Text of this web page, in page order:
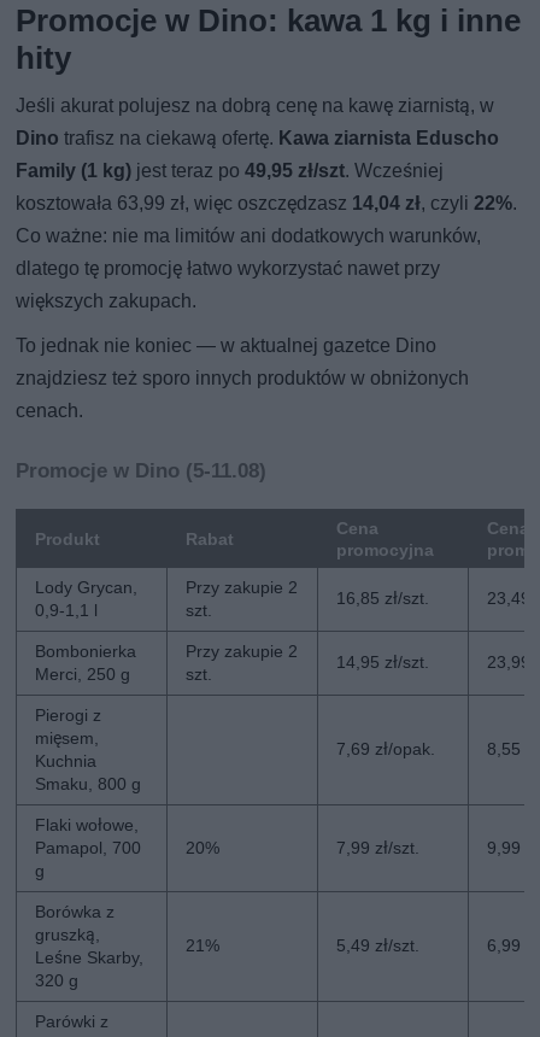
Promocje w Dino: kawa 1 kg i inne
hity
Jeśli akurat polujesz na dobrą cenę na kawę ziarnistą, w
Dino trafisz na ciekawą ofertę. Kawa ziarnista Eduscho
Family (1 kg) jest teraz po49,95 zł/szt. Wcześniej
kosztowała 63,99 zł, więc oszczędzasz 14,04 zł, czyli22%.
Co ważne: nie ma limitów ani dodatkowych warunków,
dlatego tę promocję łatwo wykorzystać nawet przy
większych zakupach.
To jednak nie koniec — w aktualnej gazetce Dino
znajdziesz też sporo innych produktów w obniżonych
cenach.
Promocje w Dino (5-11.08)
Produkt Rabat
Cena
promocyjna
Cena
Lody Grycan,
0,9-1,1 l
Przy zakupie 2
szt.
16,85 zł/szt. 23,49
Bombonierka
Merci, 250 g
Przy zakupie 2
szt.
14,95 zł/szt. 23,99
Pierogi z
mięsem,
Kuchnia
Smaku, 800 g
7,69 zł/opak. 8,55
Flaki wołowe,
Pamapol, 700
g
20% 7,99 zł/szt. 9,99
Borówka z
gruszką,
Leśne Skarby,
320 g
21% 5,49 zł/szt. 6,99
Parówki z